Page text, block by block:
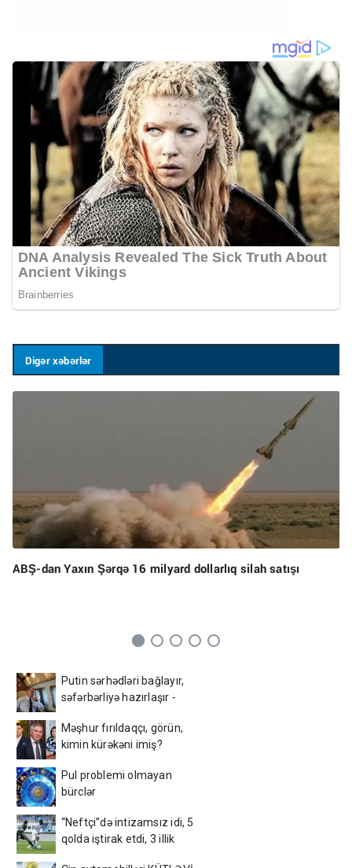
Digər xəbərlər
ABŞ-dan Yaxın Şərqə 16 milyard dollarlıq silah satışı
Putin sərhədləri bağlayır,
səfərbərliyə hazırlaşır -
Məşhur fırıldaqçı, görün,
kimin kürəkəni imiş?
Pul problemi olmayan
bürclər
“Neftçi”də intizamsız idi, 5
qolda iştirak etdi, 3 illik